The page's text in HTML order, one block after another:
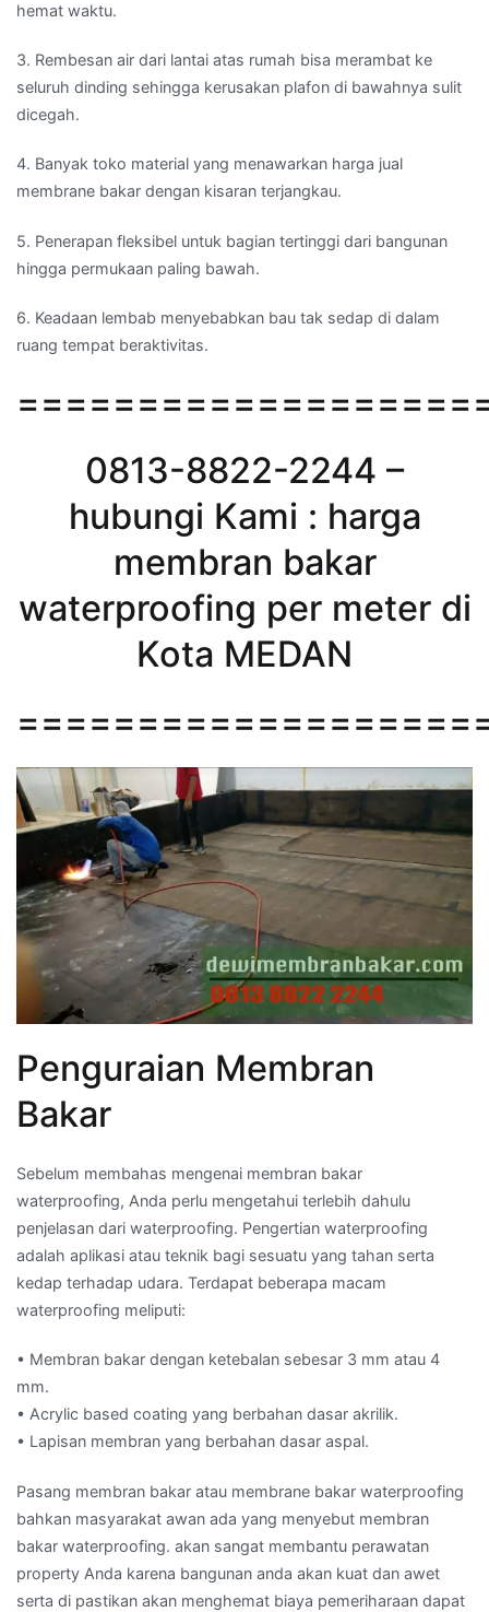
hemat waktu.
3. Rembesan air dari lantai atas rumah bisa merambat ke
seluruh dinding sehingga kerusakan plafon di bawahnya sulit
dicegah.
4. Banyak toko material yang menawarkan harga jual
membrane bakar dengan kisaran terjangkau.
5. Penerapan fleksibel untuk bagian tertinggi dari bangunan
hingga permukaan paling bawah.
6. Keadaan lembab menyebabkan bau tak sedap di dalam
ruang tempat beraktivitas.
0813-8822-2244 –
hubungi Kami : harga
membran bakar
waterproofing per meter di
Kota MEDAN
Penguraian Membran
Bakar
Sebelum membahas mengenai membran bakar
waterproofing, Anda perlu mengetahui terlebih dahulu
penjelasan dari waterproofing. Pengertian waterproofing
adalah aplikasi atau teknik bagi sesuatu yang tahan serta
kedap terhadap udara. Terdapat beberapa macam
waterproofing meliputi:
• Membran bakar dengan ketebalan sebesar 3 mm atau 4
mm.
• Acrylic based coating yang berbahan dasar akrilik.
• Lapisan membran yang berbahan dasar aspal.
Pasang membran bakar atau membrane bakar waterproofing
bahkan masyarakat awan ada yang menyebut membran
bakar waterproofing. akan sangat membantu perawatan
property Anda karena bangunan anda akan kuat dan awet
serta di pastikan akan menghemat biaya pemeriharaan dapat